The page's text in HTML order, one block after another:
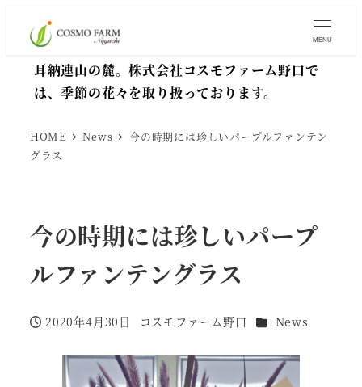
MENU
耳納連山の麓。株式会社コスモファーム野口で
は、季節の花々を取り扱っております。
HOME News
今の時期には珍しいパープルファンテン
グラス
今の時期には珍しいパープ
ルファンテングラス
投稿日
2020年4月30日
著
コスモファーム野口 カテゴリー
News